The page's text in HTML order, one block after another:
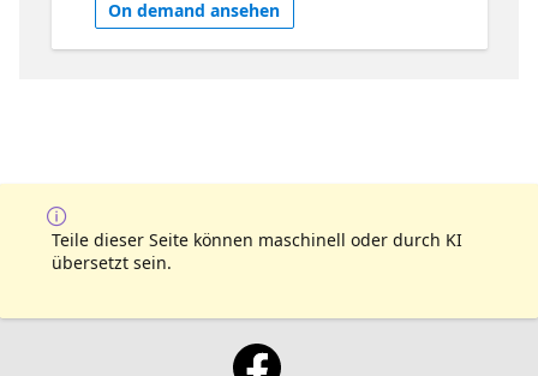
decisiones. Desarrollar soluciones sin código
con Power Apps, Power Automate y Copilot
de Microsoft Dynamics 365
On demand ansehen
Teile dieser Seite können maschinell oder durch KI
übersetzt sein.